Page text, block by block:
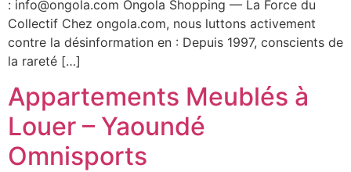
: info@ongola.com Ongola Shopping — La Force du
Collectif Chez ongola.com, nous luttons activement
contre la désinformation en : Depuis 1997, conscients de
la rareté […]
Appartements Meublés à
Louer – Yaoundé
Omnisports